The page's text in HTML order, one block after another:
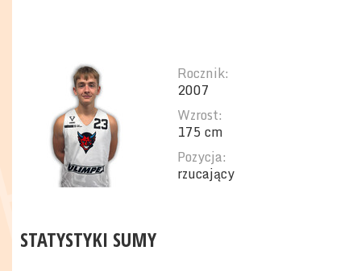
Rocznik:
2007
Wzrost:
175 cm
Pozycja:
rzucający
STATYSTYKI SUMY